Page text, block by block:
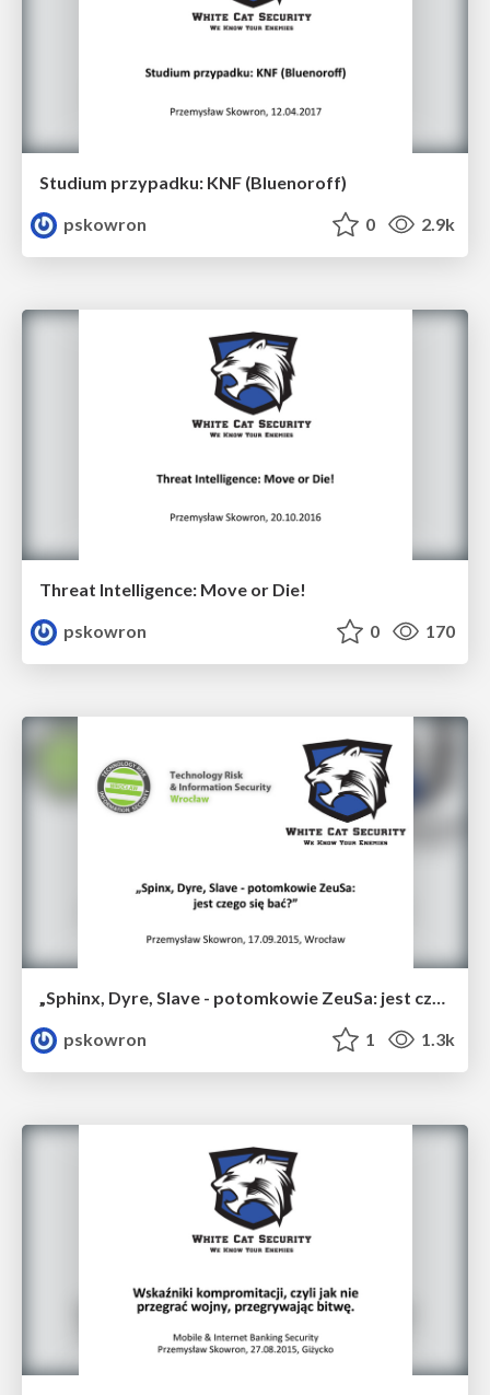
Studium przypadku: KNF (Bluenoroff)
pskowron
0 2.9k
Threat Intelligence: Move or Die!
pskowron
0 170
„Sphinx, Dyre, Slave - potomkowie ZeuSa: jest czego się bać?”
pskowron
1 1.3k